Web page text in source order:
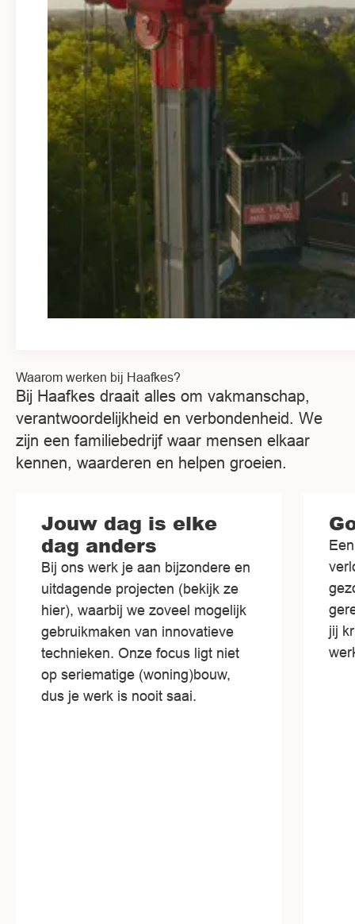
Waarom werken bij Haafkes?
Bij Haafkes draait alles om vakmanschap,
verantwoordelijkheid en verbondenheid. We
zijn een familiebedrijf waar mensen elkaar
kennen, waarderen en helpen groeien.
Jouw dag is elke
dag anders
Bij ons werk je aan bijzondere en
uitdagende projecten (bekijk ze
hier), waarbij we zoveel mogelijk
gebruikmaken van innovatieve
technieken. Onze focus ligt niet
op seriematige (woning)bouw,
dus je werk is nooit saai.
jij